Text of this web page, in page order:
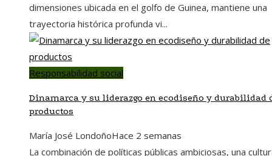
dimensiones ubicada en el golfo de Guinea, mantiene una
trayectoria histórica profunda vi...
Responsabilidad social
Dinamarca y su liderazgo en ecodiseño y durabilidad
productos
María José LondoñoHace 2 semanas
La combinación de políticas públicas ambiciosas, una